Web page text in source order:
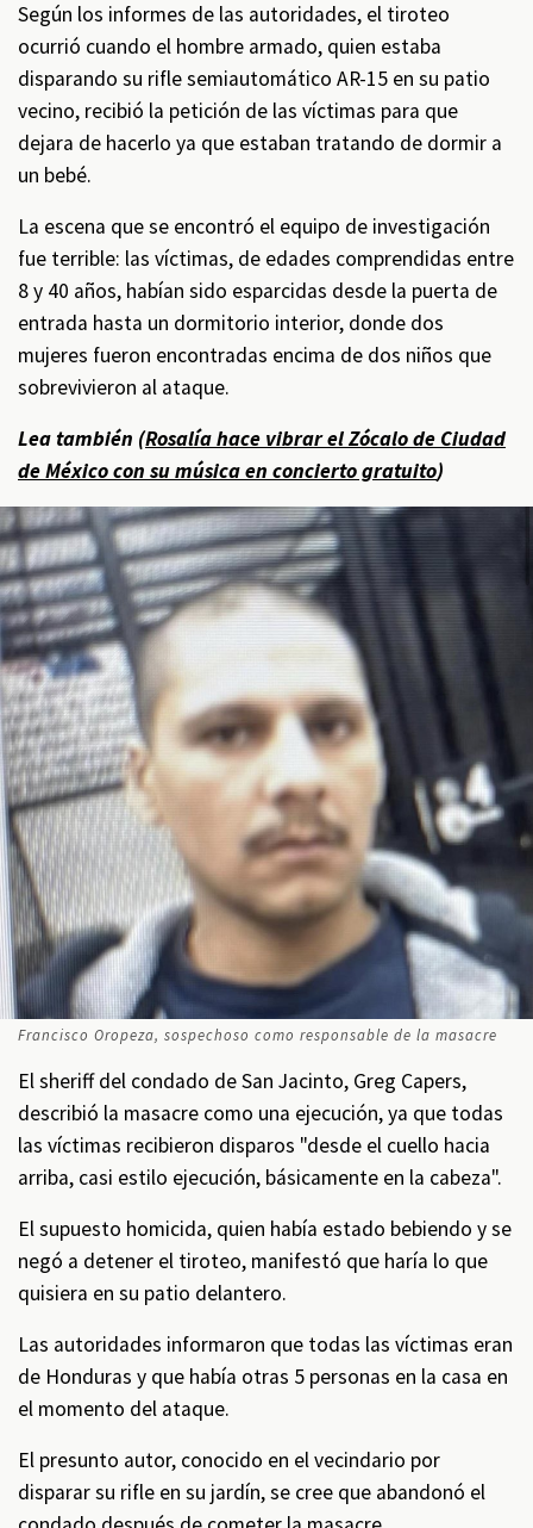
Según los informes de las autoridades, el tiroteo
ocurrió cuando el hombre armado, quien estaba
disparando su rifle semiautomático AR-15 en su patio
vecino, recibió la petición de las víctimas para que
dejara de hacerlo ya que estaban tratando de dormir a
un bebé.
La escena que se encontró el equipo de investigación
fue terrible: las víctimas, de edades comprendidas entre
8 y 40 años, habían sido esparcidas desde la puerta de
entrada hasta un dormitorio interior, donde dos
mujeres fueron encontradas encima de dos niños que
sobrevivieron al ataque.
Lea también (Rosalía hace vibrar el Zócalo de Ciudad
de México con su música en concierto gratuito)
Francisco Oropeza, sospechoso como responsable de la masacre
El sheriff del condado de San Jacinto, Greg Capers,
describió la masacre como una ejecución, ya que todas
las víctimas recibieron disparos "desde el cuello hacia
arriba, casi estilo ejecución, básicamente en la cabeza".
El supuesto homicida, quien había estado bebiendo y se
negó a detener el tiroteo, manifestó que haría lo que
quisiera en su patio delantero.
Las autoridades informaron que todas las víctimas eran
de Honduras y que había otras 5 personas en la casa en
el momento del ataque.
El presunto autor, conocido en el vecindario por
disparar su rifle en su jardín, se cree que abandonó el